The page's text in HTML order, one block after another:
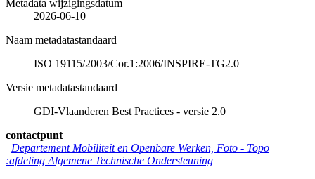
Metadata wijzigingsdatum
2026-06-10
Naam metadatastandaard
ISO 19115/2003/Cor.1:2006/INSPIRE-TG2.0
Versie metadatastandaard
GDI-Vlaanderen Best Practices - versie 2.0
contactpunt
Departement Mobiliteit en Openbare Werken, Foto - Topo
:afdeling Algemene Technische Ondersteuning